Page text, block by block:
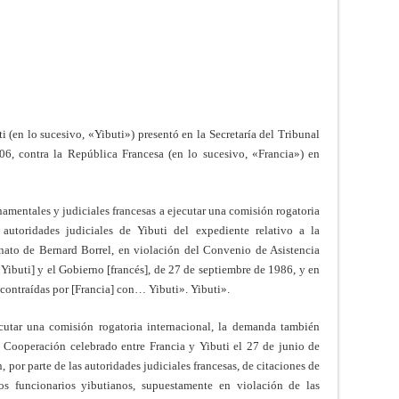
lo sucesivo, «Yibuti») presentó en la Secretaría del Tribunal
contra la República Francesa (en lo sucesivo, «Francia») en
y judiciales francesas a ejecutar una comisión rogatoria
judiciales de Yibuti del expediente relativo a la
de Bernard Borrel, en violación del Convenio de Asistencia
y el Gobierno [francés], de 27 de septiembre de 1986, y en
por [Francia] con… Yibuti». Yibuti».
una comisión rogatoria internacional, la demanda también
celebrado entre Francia y Yibuti el 27 de junio de
por parte de las autoridades judiciales francesas, de citaciones de
funcionarios yibutianos, supuestamente en violación de las